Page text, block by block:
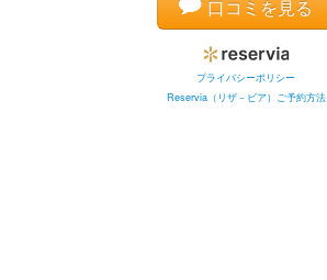
口コミを見る
プライバシーポリシー
Reservia（リザ－ビア）ご予約方法